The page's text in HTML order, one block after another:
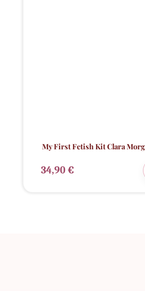
My First Fetish Kit Clara
34,90€